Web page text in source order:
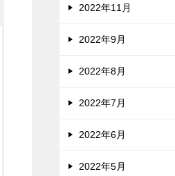
2022年11月
2022年9月
2022年8月
2022年7月
2022年6月
2022年5月